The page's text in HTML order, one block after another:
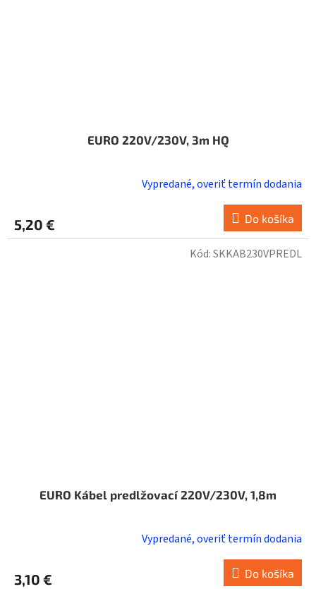
EURO 220V/230V, 3m HQ
Vypredané, overiť termín dodania
5,20 € Do košíka
EURO Kábel predlžovací 220V/230V, 1,8m
Vypredané, overiť termín dodania
3,10 € Do košíka
Kód:SKKAB230VPREDL